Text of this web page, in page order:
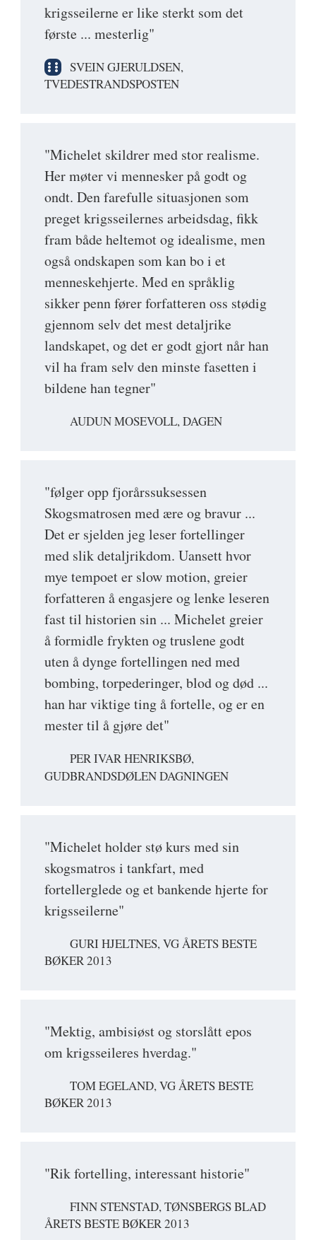
krigsseilerne er like sterkt som det
første ... mesterlig"
SVEIN GJERULDSEN,
TVEDESTRANDSPOSTEN
"Michelet skildrer med stor realisme.
Her møter vi mennesker på godt og
ondt. Den farefulle situasjonen som
preget krigsseilernes arbeidsdag, fikk
fram både heltemot og idealisme, men
også ondskapen som kan bo i et
menneskehjerte. Med en språklig
sikker penn fører forfatteren oss stødig
gjennom selv det mest detaljrike
landskapet, og det er godt gjort når han
vil ha fram selv den minste fasetten i
bildene han tegner"
AUDUN MOSEVOLL, DAGEN
"følger opp fjorårssuksessen
Skogsmatrosen med ære og bravur ...
Det er sjelden jeg leser fortellinger
med slik detaljrikdom. Uansett hvor
mye tempoet er slow motion, greier
forfatteren å engasjere og lenke leseren
fast til historien sin ... Michelet greier
å formidle frykten og truslene godt
uten å dynge fortellingen ned med
bombing, torpederinger, blod og død ...
han har viktige ting å fortelle, og er en
mester til å gjøre det"
PER IVAR HENRIKSBØ,
GUDBRANDSDØLEN DAGNINGEN
"Michelet holder stø kurs med sin
skogsmatros i tankfart, med
fortellerglede og et bankende hjerte for
krigsseilerne"
GURI HJELTNES, VG ÅRETS BESTE
BØKER 2013
"Mektig, ambisiøst og storslått epos
om krigsseileres hverdag."
TOM EGELAND, VG ÅRETS BESTE
BØKER 2013
"Rik fortelling, interessant historie"
FINN STENSTAD, TØNSBERGS BLAD
ÅRETS BESTE BØKER 2013